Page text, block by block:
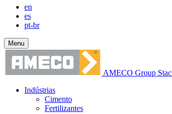
en
es
pt-br
Menu
AMECO Group
Indústrias
Cimento
Fertilizantes